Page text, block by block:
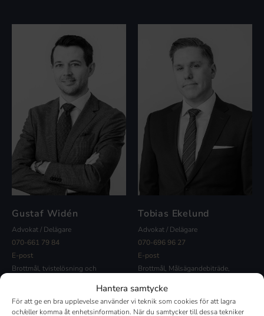
Hantera samtycke
För att ge en bra upplevelse använder vi teknik som cookies för att lagra
och/eller komma åt enhetsinformation. När du samtycker till dessa tekniker
Gustaf Widén
Advokat / Delägare
070-661 79 84
E-post
Brottmål, tvistelösning och
Tobias Ekelund
Advokat / Delägare
070-696 96 27
E-post
Brottmål, Målsägandebiträde,
vårdnadsmål, socialrätt och
migrationsrätt